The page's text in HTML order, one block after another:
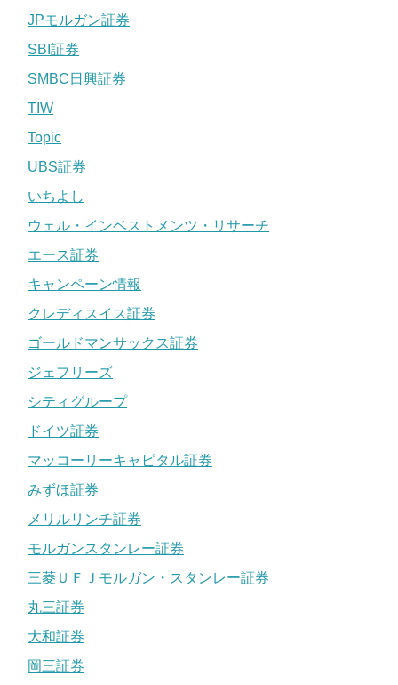
JPモルガン証券
SBI証券
SMBC日興証券
TIW
Topic
UBS証券
いちよし
ウェル・インベストメンツ・リサーチ
エース証券
キャンペーン情報
クレディスイス証券
ゴールドマンサックス証券
ジェフリーズ
シティグループ
ドイツ証券
マッコーリーキャピタル証券
みずほ証券
メリルリンチ証券
モルガンスタンレー証券
三菱ＵＦＪモルガン・スタンレー証券
丸三証券
大和証券
岡三証券